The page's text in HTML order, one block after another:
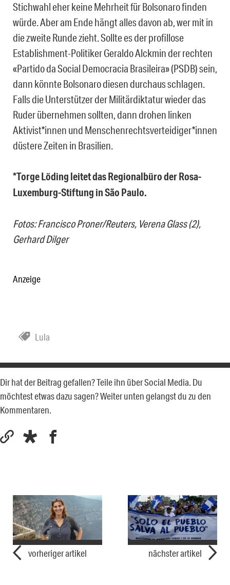
Stichwahl eher keine Mehrheit für Bolsonaro finden
würde. Aber am Ende hängt alles davon ab, wer mit in
die zweite Runde zieht. Sollte es der profillose
Establishment-Politiker Geraldo Alckmin der rechten
«Partido da Social Democracia Brasileira» (PSDB) sein,
dann könnte Bolsonaro diesen durchaus schlagen.
Falls die Unterstützer der Militärdiktatur wieder das
Ruder übernehmen sollten, dann drohen linken
Aktivist*innen und Menschenrechtsverteidiger*innen
düstere Zeiten in Brasilien.
*Torge Löding leitet das Regionalbüro der Rosa-
Luxemburg-Stiftung in São Paulo.
Fotos: Francisco Proner/Reuters, Verena Glass (2),
Gerhard Dilger
Anzeige
Lula
Dir hat der Beitrag gefallen? Teile ihn über Social Media. Du
möchtest etwas dazu sagen? Weiter unten gelangst du zu den
Kommentaren.
vorheriger artikel nächster artikel